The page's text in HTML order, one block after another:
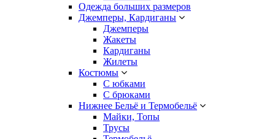
Одежда больших размеров
Джемперы, Кардиганы
Джемперы
Жакеты
Кардиганы
Жилеты
Костюмы
С юбками
С брюками
Нижнее Бельё и Термобельё
Майки, Топы
Трусы